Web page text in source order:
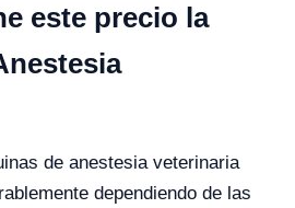
este precio la
de anestesia veterinaria
dependiendo de las